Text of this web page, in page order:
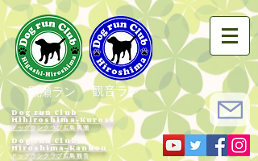
黒瀬ラン 観音ラン
Dog run Club
Hihiroshima-Kurose
ドッグランクラブ広島黒瀬
Dog run Club
Hiroshima-Kannon
​ドッグランクラブ広島観音